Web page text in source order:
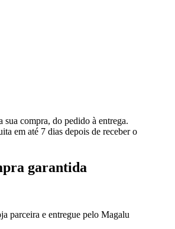
sua compra, do pedido à entrega.
em até 7 dias depois de receber o
garantida
parceira e entregue pelo Magalu